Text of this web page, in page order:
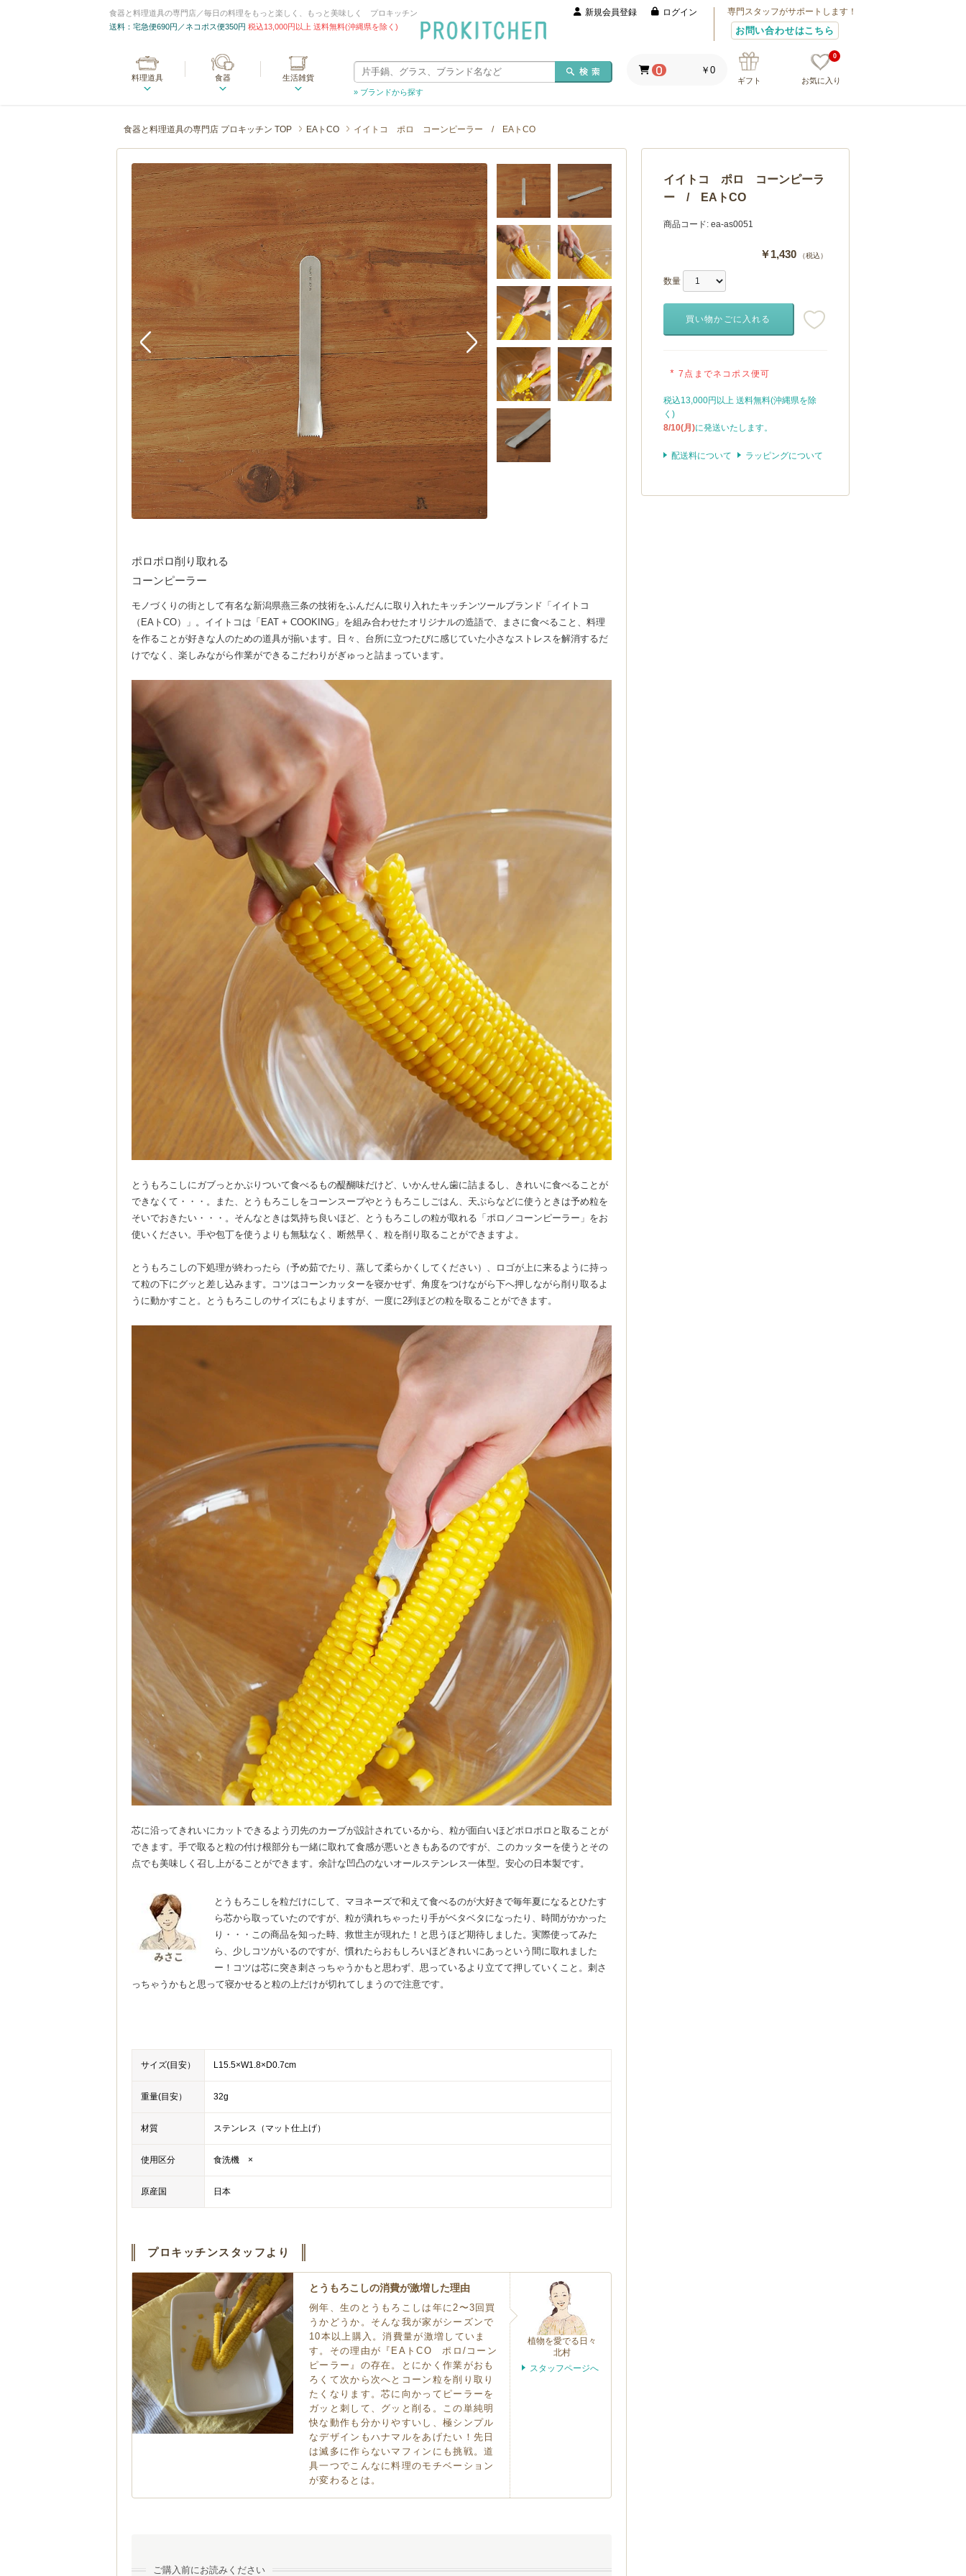
食器と料理道具の専門店／毎日の料理をもっと楽しく、もっと美味しく プロキッチン
送料：宅急便690円／ネコポス便350円 税込13,000円以上 送料無料(沖縄県を除く)
新規会員登録 ログイン 専門スタッフがサポートします！
お問い合わせはこちら
料理道具 食器
生活雑貨
» ブランドから探す
ギフト お気に入り
0
0 ￥0
食器と料理道具の専門店 プロキッチン TOP EAトCO イイトコ ポロ コーンピーラー / EAトCO
イイトコ ポロ コーンピーラ
ー / EAトCO
商品コード: ea-as0051
￥1,430 （税込）
数量
買い物かごに入れる
* 7点までネコポス便可
税込13,000円以上 送料無料(沖縄県を除
く)
8/10(月)に発送いたします。
配送料について ラッピングについて
ポロポロ削り取れる
コーンピーラー
モノづくりの街として有名な新潟県燕三条の技術をふんだんに取り入れたキッチンツールブランド「イイトコ
（EAトCO）」。イイトコは「EAT + COOKING」を組み合わせたオリジナルの造語で、まさに食べること、料理
を作ることが好きな人のための道具が揃います。日々、台所に立つたびに感じていた小さなストレスを解消するだ
けでなく、楽しみながら作業ができるこだわりがぎゅっと詰まっています。
とうもろこしにガブっとかぶりついて食べるもの醍醐味だけど、いかんせん歯に詰まるし、きれいに食べることが
できなくて・・・。また、とうもろこしをコーンスープやとうもろこしごはん、天ぷらなどに使うときは予め粒を
そいでおきたい・・・。そんなときは気持ち良いほど、とうもろこしの粒が取れる「ポロ／コーンピーラー」をお
使いください。手や包丁を使うよりも無駄なく、断然早く、粒を削り取ることができますよ。
とうもろこしの下処理が終わったら（予め茹でたり、蒸して柔らかくしてください）、ロゴが上に来るように持っ
て粒の下にグッと差し込みます。コツはコーンカッターを寝かせず、角度をつけながら下へ押しながら削り取るよ
うに動かすこと。とうもろこしのサイズにもよりますが、一度に2列ほどの粒を取ることができます。
芯に沿ってきれいにカットできるよう刃先のカーブが設計されているから、粒が面白いほどポロポロと取ることが
できます。手で取ると粒の付け根部分も一緒に取れて食感が悪いときもあるのですが、このカッターを使うとその
点でも美味しく召し上がることができます。余計な凹凸のないオールステンレス一体型。安心の日本製です。
とうもろこしを粒だけにして、マヨネーズで和えて食べるのが大好きで毎年夏になるとひたす
ら芯から取っていたのですが、粒が潰れちゃったり手がベタベタになったり、時間がかかった
り・・・この商品を知った時、救世主が現れた！と思うほど期待しました。実際使ってみた
ら、少しコツがいるのですが、慣れたらおもしろいほどきれいにあっという間に取れました
ー！コツは芯に突き刺さっちゃうかもと思わず、思っているより立てて押していくこと。刺さ
っちゃうかもと思って寝かせると粒の上だけが切れてしまうので注意です。
サイズ(目安） L15.5×W1.8×D0.7cm
重量(目安） 32g
材質 ステンレス（マット仕上げ）
使用区分 食洗機 ×
原産国 日本
プロキッチンスタッフより
とうもろこしの消費が激増した理由
例年、生のとうもろこしは年に2〜3回買
うかどうか。そんな我が家がシーズンで
10本以上購入。消費量が激増していま
す。その理由が『EAトCO ポロ/コーン
ピーラー』の存在。とにかく作業がおも
ろくて次から次へとコーン粒を削り取り
たくなります。芯に向かってピーラーを
ガッと刺して、グッと削る。この単純明
快な動作も分かりやすいし、極シンプル
なデザインもハナマルをあげたい！先日
は滅多に作らないマフィンにも挑戦。道
具一つでこんなに料理のモチベーション
が変わるとは。
植物を愛でる日々
北村
スタッフページへ
ご購入前にお読みください